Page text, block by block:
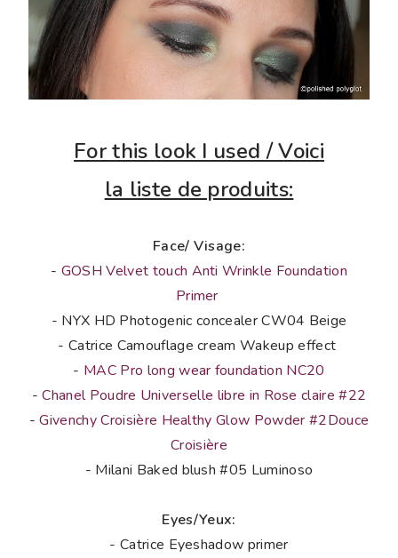
For this look I used / Voici
la liste de produits:
Face/ Visage:
- GOSH Velvet touch Anti Wrinkle Foundation
Primer
- NYX HD Photogenic concealer CW04 Beige
- Catrice Camouflage cream Wakeup effect
- MAC Pro long wear foundation NC20
-Chanel Poudre Universelle libre in Rose claire #22
-Givenchy Croisière Healthy Glow Powder #2Douce
Croisière
- Milani Baked blush #05 Luminoso
Eyes/Yeux:
- Catrice Eyeshadow primer